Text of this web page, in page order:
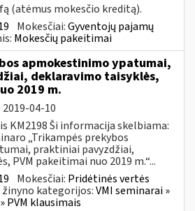
(atėmus mokesčio kreditą).
Mokesčiai:Gyventojų pajamų
Mokesčių pakeitimai
apmokestinimo ypatumai,
deklaravimo taisyklės,
2019 m.
2019-04-10
KM2198 Ši informacija skelbiama:
„Trikampės prekybos
praktiniai pavyzdžiai,
PVM pakeitimai nuo 2019 m.“...
Mokesčiai: Pridėtinės vertės
žinyno kategorijos:VMI seminarai »
PVM klausimais